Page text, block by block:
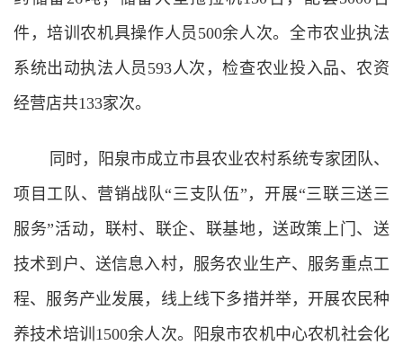
件，培训农机具操作人员500余人次。全市农业执法
系统出动执法人员593人次，检查农业投入品、农资
经营店共133家次。
同时，阳泉市成立市县农业农村系统专家团队、
项目工队、营销战队“三支队伍”，开展“三联三送三
服务”活动，联村、联企、联基地，送政策上门、送
技术到户、送信息入村，服务农业生产、服务重点工
程、服务产业发展，线上线下多措并举，开展农民种
养技术培训1500余人次。阳泉市农机中心农机社会化